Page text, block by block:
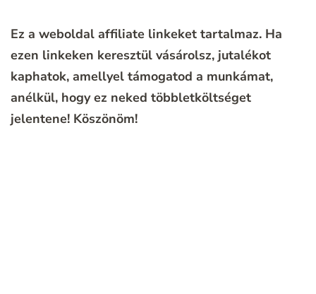
Ez a weboldal affiliate linkeket tartalmaz. Ha
ezen linkeken keresztül vásárolsz, jutalékot
kaphatok, amellyel támogatod a munkámat,
anélkül, hogy ez neked többletköltséget
jelentene! Köszönöm!